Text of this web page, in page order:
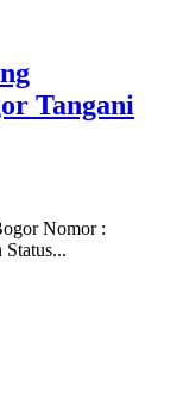
Tangani
Nomor :